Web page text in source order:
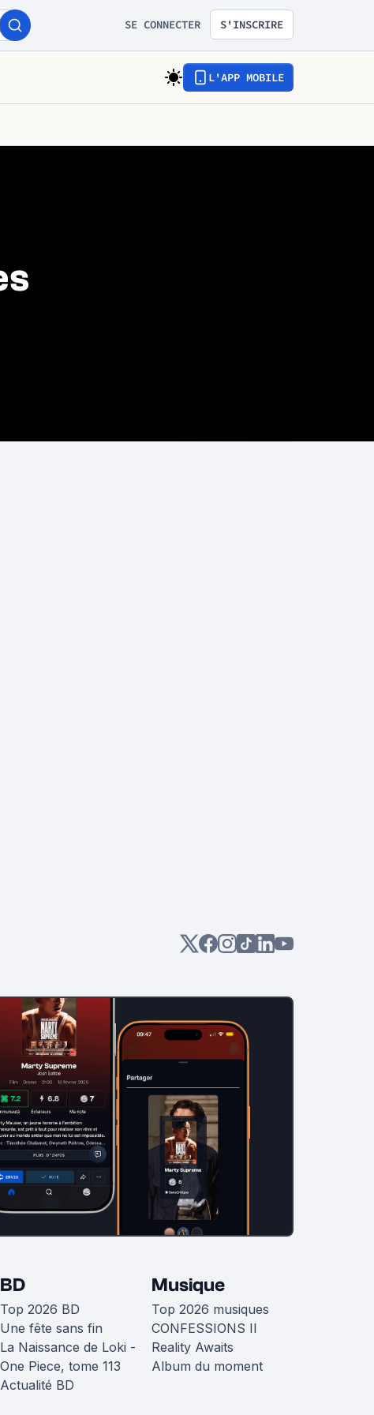
SE CONNECTER S'INSCRIRE
L'APP MOBILE
BD
Top 2026 BD
Une fête sans fin
La Naissance de Loki -
One Piece, tome 113
Actualité BD
Musique
Top 2026 musiques
CONFESSIONS II
Reality Awaits
Album du moment